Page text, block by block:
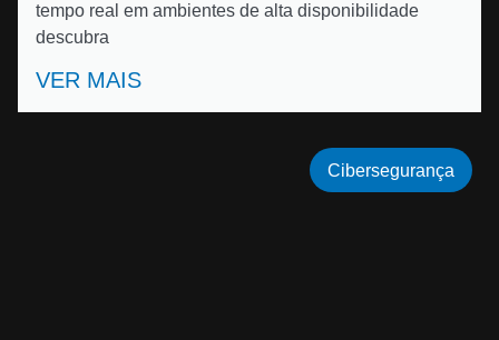
tempo real em ambientes de alta disponibilidade
descubra
VER MAIS
Cibersegurança